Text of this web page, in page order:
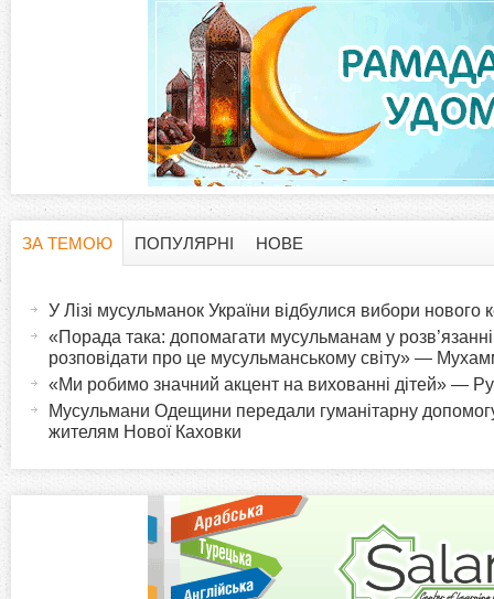
ЗА ТЕМОЮ
в
ПОПУЛЯРНІ НОВЕ
У Лізі мусульманок України відбулися вибори нового
«Порада така: допомагати мусульманам у розв’язанні
розповідати про це мусульманському світу» —
«Ми робимо значний акцент на вихованні дітей» —
Мусульмани Одещини передали гуманітарну
жителям Нової Каховки